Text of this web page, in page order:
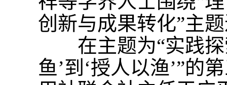
创新与成果转化”主
在主题为“实践探
鱼’到‘授人以渔’”的